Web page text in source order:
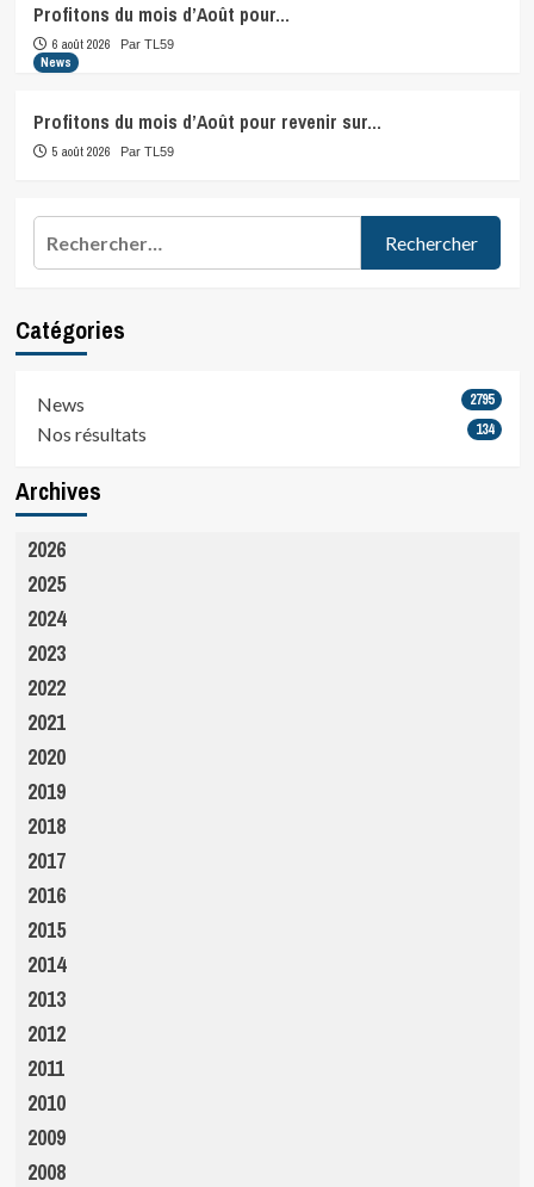
Profitons du mois d’Août pour…
6 août 2026 Par TL59
News
Profitons du mois d’Août pour revenir sur…
5 août 2026 Par TL59
Catégories
News 2795
Nos résultats 134
Archives
2026
2025
2024
2023
2022
2021
2020
2019
2018
2017
2016
2015
2014
2013
2012
2011
2010
2009
2008